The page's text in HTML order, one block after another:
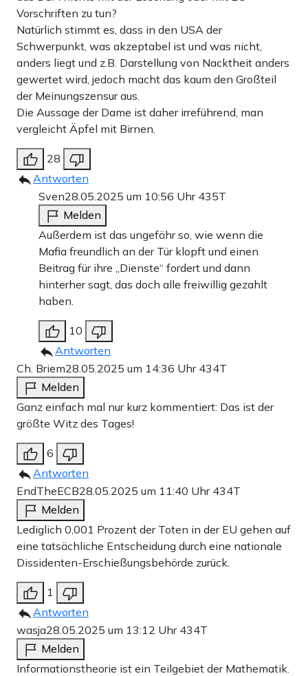
Vorschriften zu tun?
Natürlich stimmt es, dass in den USA der
Schwerpunkt, was akzeptabel ist und was nicht,
anders liegt und z.B. Darstellung von Nacktheit anders
gewertet wird, jedoch macht das kaum den Großteil
der Meinungszensur aus.
Die Aussage der Dame ist daher irreführend, man
vergleicht Äpfel mit Birnen.
28
Antworten
Sven28.05.2025 um 10:56 Uhr 435T
Melden
Außerdem ist das ungefähr so, wie wenn die
Mafia freundlich an der Tür klopft und einen
Beitrag für ihre „Dienste“ fordert und dann
hinterher sagt, das doch alle freiwillig gezahlt
haben.
10
Antworten
Ch. Briem28.05.2025 um 14:36 Uhr 434T
Melden
Ganz einfach mal nur kurz kommentiert: Das ist der
größte Witz des Tages!
6
Antworten
EndTheECB28.05.2025 um 11:40 Uhr 434T
Melden
Lediglich 0,001 Prozent der Toten in der EU gehen auf
eine tatsächliche Entscheidung durch eine nationale
Dissidenten-Erschießungsbehörde zurück.
1
Antworten
wasja28.05.2025 um 13:12 Uhr 434T
Melden
Informationstheorie ist ein Teilgebiet der Mathematik.